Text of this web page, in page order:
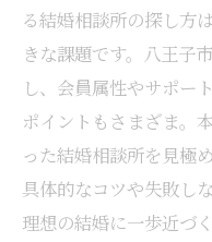
る結婚相談所の探し方
きな課題です。八王子
し、会員属性やサポー
ポイントもさまざま。
った結婚相談所を見極
具体的なコツや失敗し
理想の結婚に一歩近づ